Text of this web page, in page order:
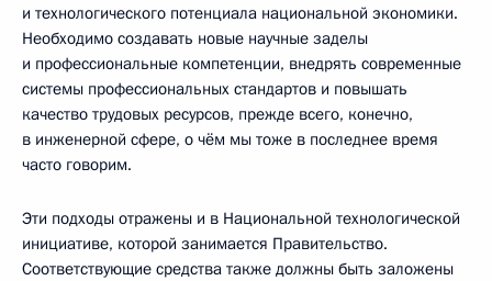
и технологического потенциала национальной экономики.
Необходимо создавать новые научные заделы
и профессиональные компетенции, внедрять современные
системы профессиональных стандартов и повышать
качество трудовых ресурсов, прежде всего, конечно,
в инженерной сфере, о чём мы тоже в последнее время
часто говорим.
Эти подходы отражены и в Национальной технологической
инициативе, которой занимается Правительство.
Соответствующие средства также должны быть заложены